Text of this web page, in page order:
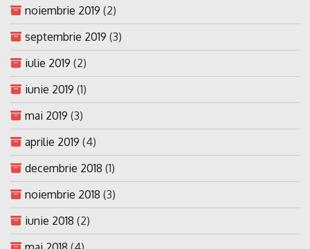
noiembrie 2019 (2)
septembrie 2019 (3)
iulie 2019 (2)
iunie 2019 (1)
mai 2019 (3)
aprilie 2019 (4)
decembrie 2018 (1)
noiembrie 2018 (3)
iunie 2018 (2)